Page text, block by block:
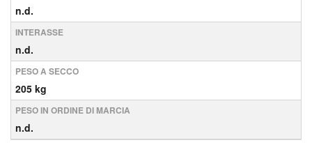
n.d.
INTERASSE
n.d.
PESO A SECCO
205 kg
PESO IN ORDINE DI MARCIA
n.d.